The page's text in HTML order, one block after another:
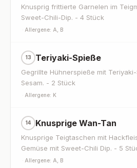
Knusprig frittierte Garnelen im
Sweet-Chili-Dip. - 4 Stück
· Allergene: A, B
13 Teriyaki-Spieße
Gegrillte Hühnerspieße mit
Sesam. - 2 Stück
· Allergene: K
14 Knusprige Wan-Tan
Knusprige Teigtaschen mit
Gemüse mit Sweet-Chili Dip. - 5
· Allergene: A, B